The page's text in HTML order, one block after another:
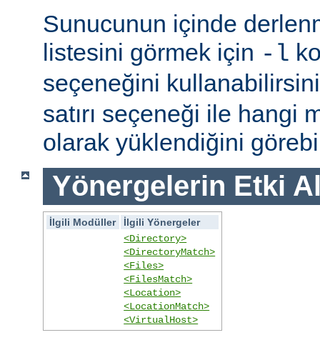
Sunucunun içinde
listesini görmek için -l
seçeneğini
satırı seçeneği ile hangi
olarak yüklendiğini
Yönergelerin Etki
İlgili Modüller
İlgili Yönergeler
<Directory>
<DirectoryMatch>
<Files>
<FilesMatch>
<Location>
<LocationMatch>
<VirtualHost>